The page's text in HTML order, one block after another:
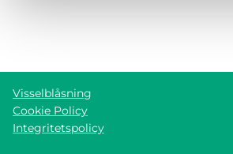
Visselblåsning
Cookie Policy
Integritetspolicy